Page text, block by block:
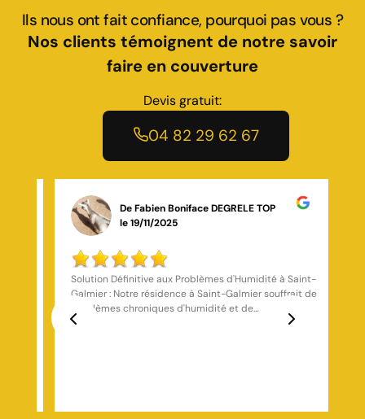
Ils nous ont fait confiance, pourquoi pas vous ?
Nos clients témoignent de notre savoir
faire en couverture
Devis gratuit:
04 82 29 62 67
De Rose Salim
le 29/10/2025
J’ai fait appel à Toiture Marchal, située à Saint-
Germain-Laval, pour des travaux de rénovation sur
ma toiture à Saint-Étienne. L’équipe a réalisé un
travail remarquable du début à la fin ! Ils ont
correctement